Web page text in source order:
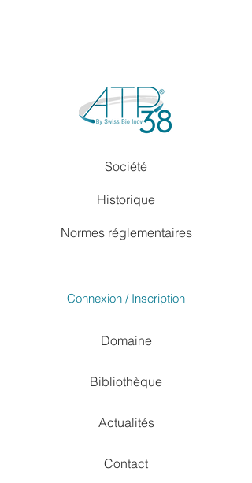
Société
Historique
Normes réglementaires
Connexion / Inscription
Domaine
Bibliothèque
Actualités
Contact